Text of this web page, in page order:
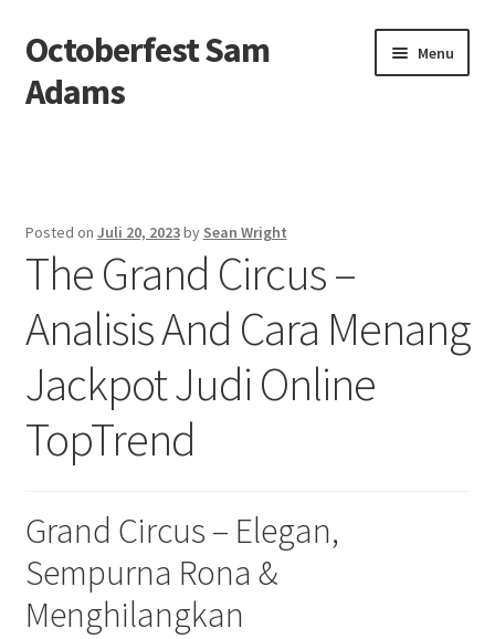
Skip
to
navigation
Skip
to
content
Octoberfest Sam
Adams
Menu
Contact us
Privacy Policy
Posted on Juli 20, 2023by Sean Wright
The Grand Circus –
Analisis And Cara Menang
Jackpot Judi Online
TopTrend
Grand Circus – Elegan,
Sempurna Rona &
Menghilangkan